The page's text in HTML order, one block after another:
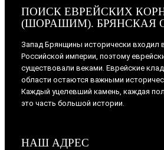
ПОИСК ЕВРЕЙСКИХ
(ШОРАШИМ). БРЯНСКАЯ
Запад Брянщины исторически входил
Российской империи, поэтому
существовали веками. Еврейские
области остаются важными
Каждый уцелевший камень, каждая
это часть большой истории.
НАШ АДРЕС